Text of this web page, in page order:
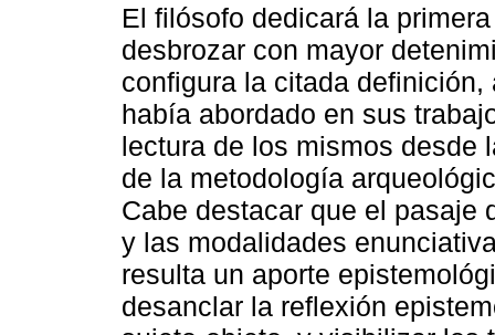
El filósofo dedicará la
desbrozar con mayor
configura la citada
había abordado en sus
lectura de los mismos desde
de la metodología
Cabe destacar que el pasaje
y las modalidades
resulta un aporte
desanclar la reflexión